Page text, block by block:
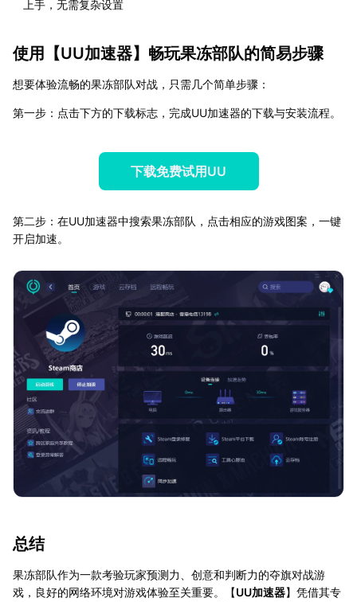
上手，无需复杂设置
使用【UU加速器】畅玩果冻部队的简易步骤
想要体验流畅的果冻部队对战，只需几个简单步骤：
第一步：点击下方的下载标志，完成UU加速器的下载与安装流程。
下载免费试用UU
第二步：在UU加速器中搜索果冻部队，点击相应的游戏图案，一键
开启加速。
总结
果冻部队作为一款考验玩家预测力、创意和判断力的夺旗对战游
戏，良好的网络环境对游戏体验至关重要。【UU加速器】凭借其专